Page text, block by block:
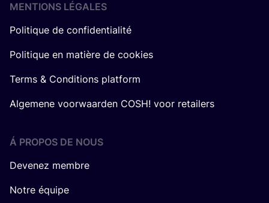
MENTIONS LÉGALES
Politique de confidentialité
Politique en matière de cookies
Terms & Conditions platform
Algemene voorwaarden COSH! voor retailers
Á PROPOS DE NOUS
Devenez membre
Notre équipe